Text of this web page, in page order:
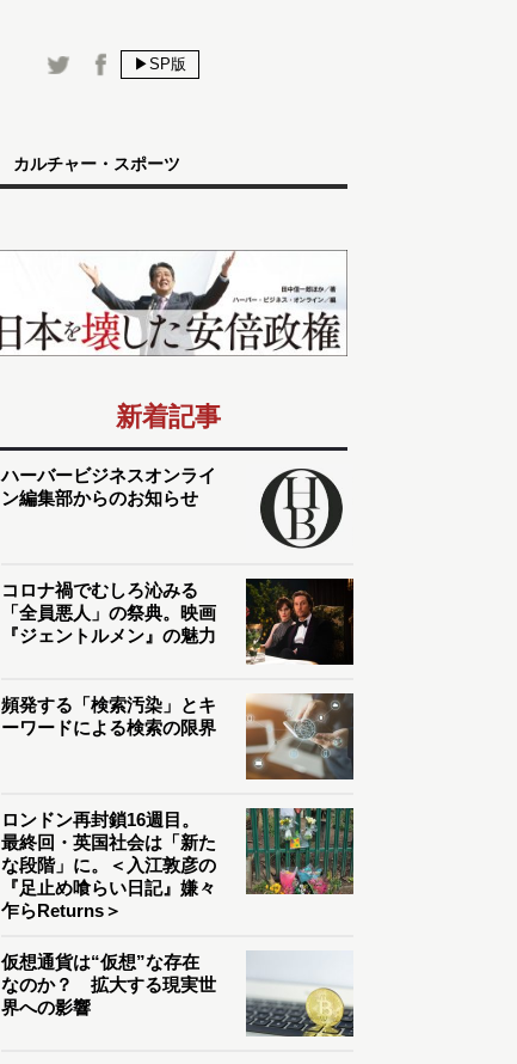
▶SP版
カルチャー・スポーツ
新着記事
ハーバービジネスオンライ
ン編集部からのお知らせ
コロナ禍でむしろ沁みる
「全員悪人」の祭典。映画
『ジェントルメン』の魅力
頻発する「検索汚染」とキ
ーワードによる検索の限界
ロンドン再封鎖16週目。
最終回・英国社会は「新た
な段階」に。＜入江敦彦の
『足止め喰らい日記』嫌々
乍らReturns＞
仮想通貨は“仮想”な存在
なのか？ 拡大する現実世
界への影響